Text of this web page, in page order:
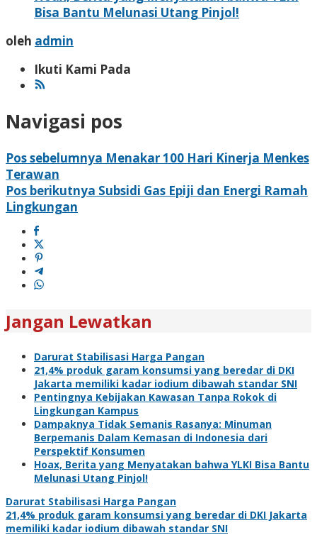
Bisa Bantu Melunasi Utang Pinjol!
oleh admin
Ikuti Kami Pada
Navigasi pos
Pos sebelumnya Menakar 100 Hari Kinerja Menkes
Terawan
Pos berikutnya Subsidi Gas Epiji dan Energi Ramah
Lingkungan
Jangan Lewatkan
Darurat Stabilisasi Harga Pangan
21,4% produk garam konsumsi yang beredar di DKI
Jakarta memiliki kadar iodium dibawah standar SNI
Pentingnya Kebijakan Kawasan Tanpa Rokok di
Lingkungan Kampus
Dampaknya Tidak Semanis Rasanya: Minuman
Berpemanis Dalam Kemasan di Indonesia dari
Perspektif Konsumen
Hoax, Berita yang Menyatakan bahwa YLKI Bisa Bantu
Melunasi Utang Pinjol!
Darurat Stabilisasi Harga Pangan
21,4% produk garam konsumsi yang beredar di DKI Jakarta
memiliki kadar iodium dibawah standar SNI